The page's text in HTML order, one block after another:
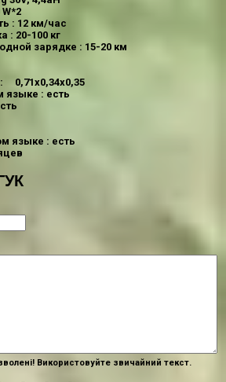
: 12 км/час
: 20-100 кг
зарядке : 15-20 км
0,71х0,34х0,35
языке : есть
языке : есть
Використовуйте звичайний текст.